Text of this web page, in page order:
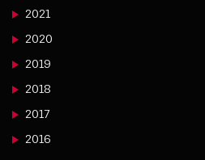
2021
2020
2019
2018
2017
2016